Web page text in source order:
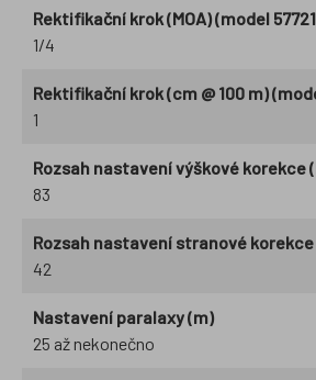
Rektifikační krok (MOA) (model
1/4
Rektifikační krok (cm @ 100 m)
1
Rozsah nastavení výškové korekce
83
Rozsah nastavení stranové korekce
42
Nastavení paralaxy (m)
25 až nekonečno